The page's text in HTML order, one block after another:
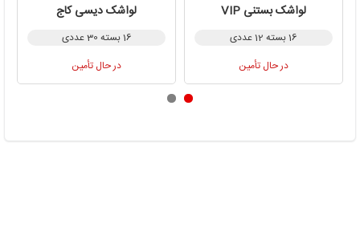
لواشک بستنی VIP
16 بسته 12 عددی
در حال تأمین
لواشک دیسی کاج
16 بسته 30 عددی
در حال تأمین